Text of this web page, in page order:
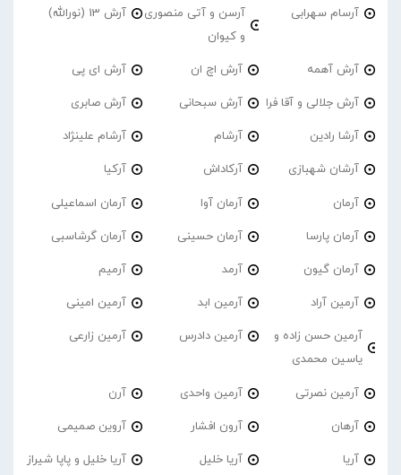
آرسام سهرابی
آرسن و آتی منصوری
و کیوان
آرش 13 (نورالله)
آرش آهمه آرش اچ ان آرش ای پی
آرش جلالی و آقا فرا آرش سبحانی آرش صابری
آرشا رادین آرشام آرشام علینژاد
آرشان شهبازی آرکاداش آرکیا
آرمان آرمان آوا آرمان اسماعیلی
آرمان پارسا آرمان حسینی آرمان گرشاسبی
آرمان گیون آرمد آرمیم
آرمین آراد آرمین ابد آرمین امینی
آرمین حسن زاده و
یاسین محمدی
آرمین دادرس آرمین زارعی
آرمین نصرتی آرمین واحدی آرن
آرهان آرون افشار آروین صمیمی
آریا آریا خلیل آریا خلیل و پاپا شیراز